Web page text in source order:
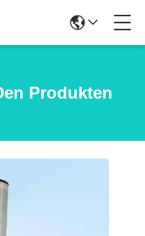
Produkten